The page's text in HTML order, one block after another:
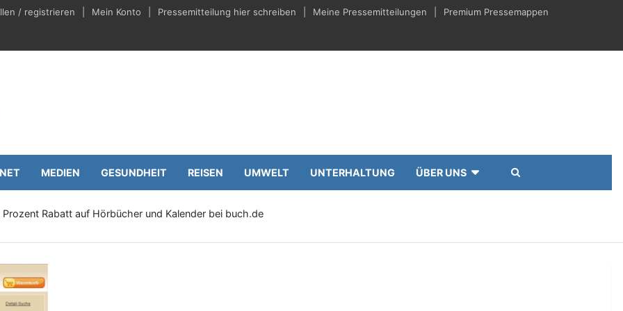
/ registrieren Mein Konto Pressemitteilung hier schreiben Meine Pressemitteilungen Premium Pressemappen
MEDIEN GESUNDHEIT REISEN UMWELT UNTERHALTUNG ÜBER UNS
Rabatt auf Hörbücher und Kalender bei buch.de